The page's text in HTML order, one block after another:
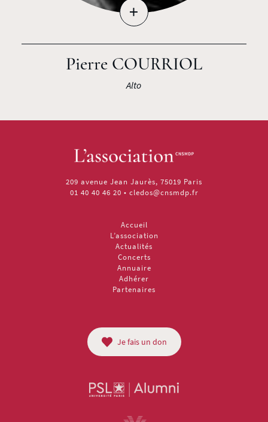
+
Pierre COURRIOL
Alto
209 avenue Jean Jaurès, 75019 Paris
01 40 40 46 20 • cledos@cnsmdp.fr
Accueil
L’association
Actualités
Concerts
Annuaire
Adhérer
Partenaires
Je fais un don